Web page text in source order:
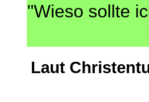
"Wieso sollte
Laut